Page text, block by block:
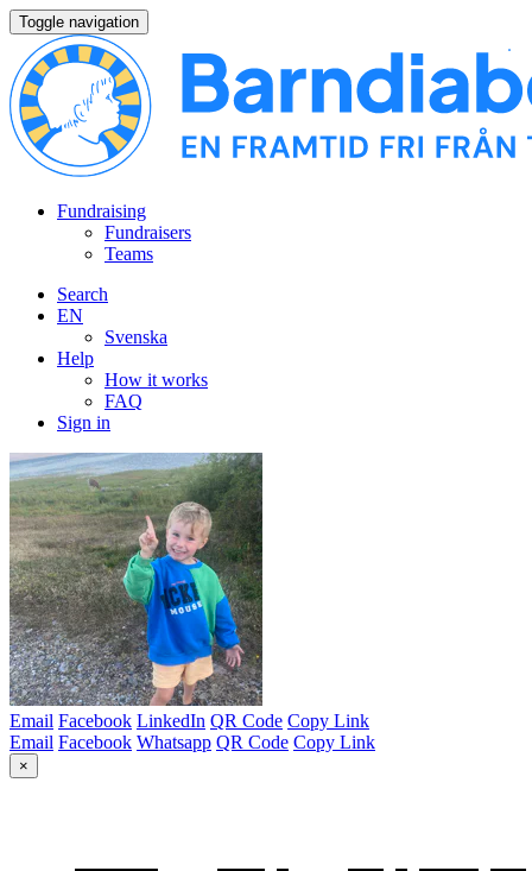
Toggle navigation
Fundraising
Fundraisers
Teams
Search
EN
Svenska
Help
How it works
FAQ
Sign in
Email Facebook LinkedIn QR Code Copy Link
Email Facebook Whatsapp QR Code Copy Link
×